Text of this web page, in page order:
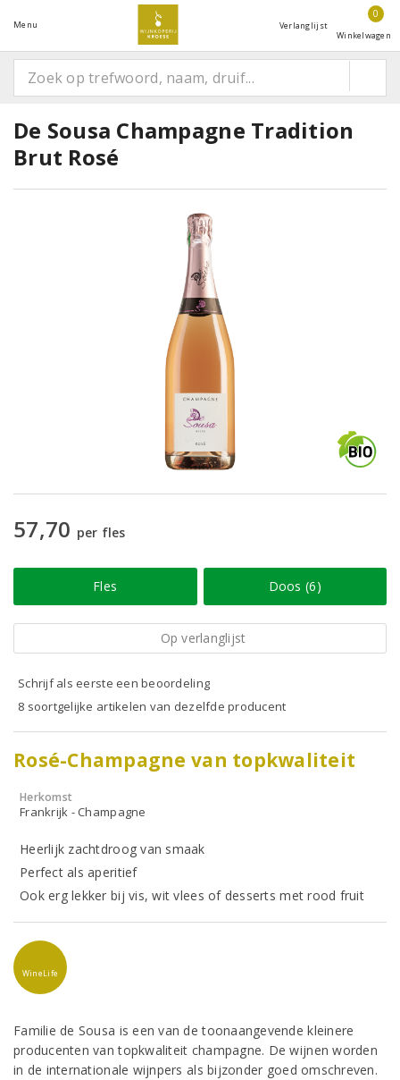
Menu Verlanglijst
0
Winkelwagen
De Sousa Champagne Tradition
Brut Rosé
57,70 per fles
Fles Doos (6)
Op verlanglijst
Schrijf als eerste een beoordeling
8 soortgelijke artikelen van dezelfde producent
Rosé-Champagne van topkwaliteit
Herkomst
Frankrijk - Champagne
Heerlijk zachtdroog van smaak
Perfect als aperitief
Ook erg lekker bij vis, wit vlees of desserts met rood fruit
WineLife
Familie de Sousa is een van de toonaangevende kleinere
producenten van topkwaliteit champagne. De wijnen worden
in de internationale wijnpers als bijzonder goed omschreven.